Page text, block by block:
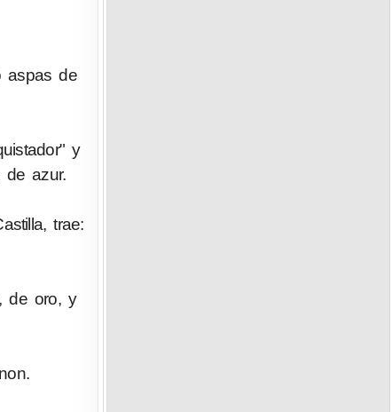
aspas de
y
de azur.
trae:
de oro, y